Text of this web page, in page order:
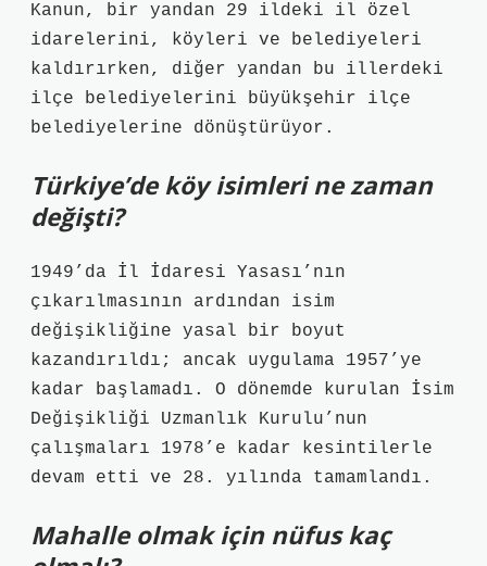
Kanun, bir yandan 29 ildeki il özel
idarelerini, köyleri ve belediyeleri
kaldırırken, diğer yandan bu illerdeki
ilçe belediyelerini büyükşehir ilçe
belediyelerine dönüştürüyor.
Türkiye’de köy isimleri ne zaman
değişti?
1949’da İl İdaresi Yasası’nın
çıkarılmasının ardından isim
değişikliğine yasal bir boyut
kazandırıldı; ancak uygulama 1957’ye
kadar başlamadı. O dönemde kurulan İsim
Değişikliği Uzmanlık Kurulu’nun
çalışmaları 1978’e kadar kesintilerle
devam etti ve 28. yılında tamamlandı.
Mahalle olmak için nüfus kaç